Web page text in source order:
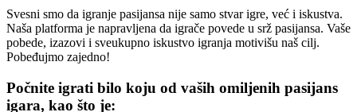
Svesni smo da igranje pasijansa nije samo stvar igre, već i iskustva.
Naša platforma je napravljena da igrače povede u srž pasijansa. Vaše
pobede, izazovi i sveukupno iskustvo igranja motivišu naš cilj.
Pobeđujmo zajedno!
Počnite igrati bilo koju od vaših omiljenih pasijans
igara, kao što je: